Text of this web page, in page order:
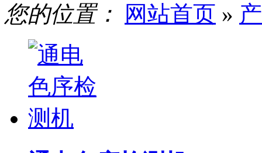
您的位置： 网站首页 »